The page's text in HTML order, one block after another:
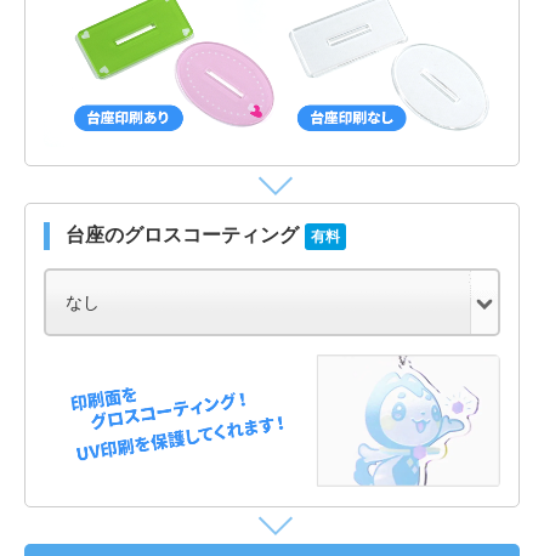
台座のグロスコーティング 有料